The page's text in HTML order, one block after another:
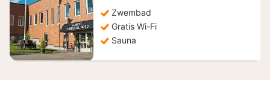
Zwembad
Gratis Wi-Fi
Sauna